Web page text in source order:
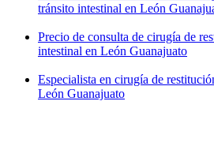
tránsito intestinal en León
Precio de consulta de cirugía de
intestinal en León Guanajuato
Especialista en cirugía de
León Guanajuato